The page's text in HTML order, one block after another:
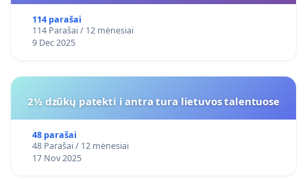
114 parašai
114 Parašai / 12 mėnesiai
9 Dec 2025
2½ dzūkų patekti i antra tura lietuvos talentuose
48 parašai
48 Parašai / 12 mėnesiai
17 Nov 2025